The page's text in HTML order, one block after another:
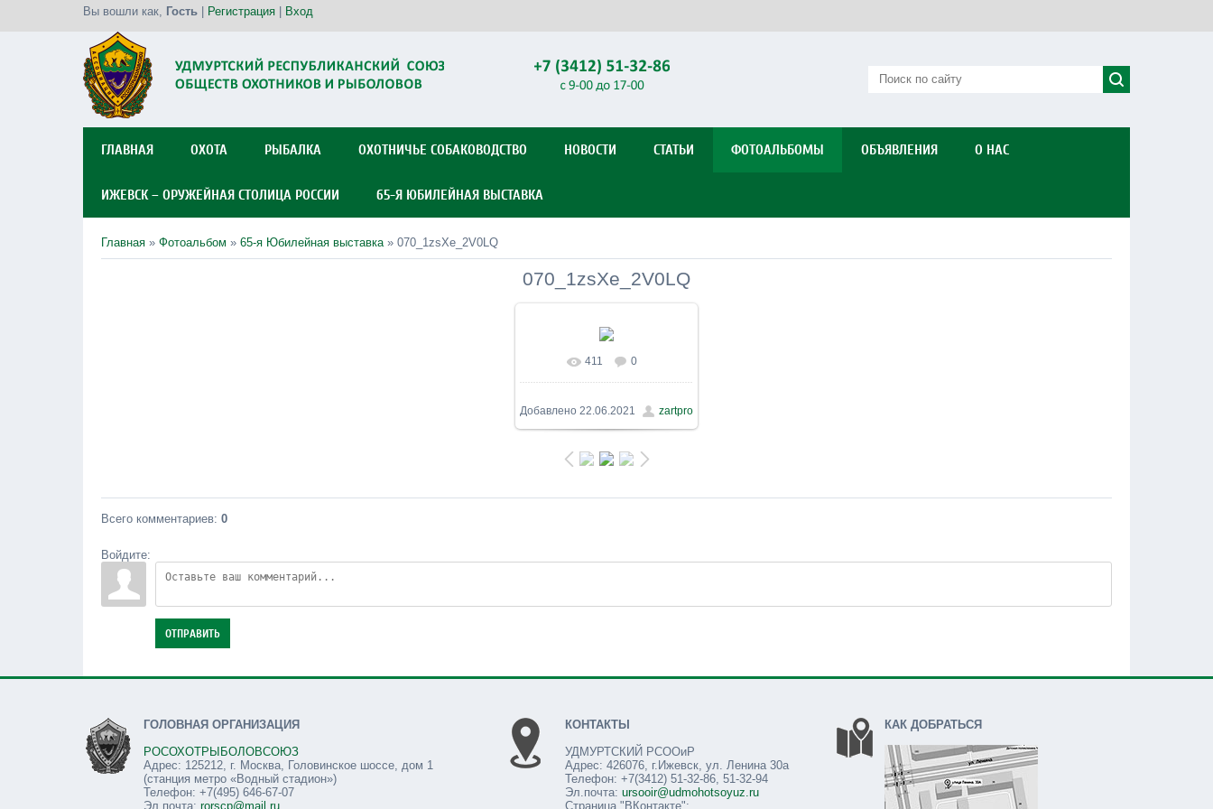
Вы вошли как, Гость Регистрация Вход
ГЛАВНАЯ ОХОТА РЫБАЛКА ОХОТНИЧЬЕ СОБАКОВОДСТВО НОВОСТИ СТАТЬИ ФОТОАЛЬБОМЫ ОБЪЯВЛЕНИЯ О НАС
ИЖЕВСК – ОРУЖЕЙНАЯ СТОЛИЦА РОССИИ 65-Я ЮБИЛЕЙНАЯ ВЫСТАВКА
Главная » Фотоальбом » 65-я Юбилейная выставка» 070_1zsXe_2V0LQ
070_1zsXe_2V0LQ
В реальном размере
1600x900 / 333.3Kb
411 0
Добавлено 22.06.2021 zartpro
Всего комментариев: 0
Войдите:
ОТПРАВИТЬ
ГОЛОВНАЯ ОРГАНИЗАЦИЯ
РОСОХОТРЫБОЛОВСОЮЗ
Адрес: 125212, г. Москва, Головинское шоссе, дом 1
(станция метро «Водный стадион»)
Телефон: +7(495) 646-67-07
Эл.почта: rorscp@mail.ru
КОНТАКТЫ
УДМУРТСКИЙ РСООиР
Адрес: 426076, г.Ижевск, ул. Ленина 30а
Телефон: +7(3412) 51-32-86, 51-32-94
Эл.почта: ursooir@udmohotsoyuz.ru
Страница "ВКонтакте":
КАК ДОБРАТЬСЯ